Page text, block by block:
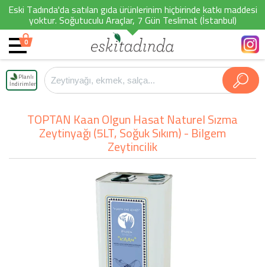
Eski Tadında'da satılan gıda ürünlerinim hiçbirinde katkı maddesi
yoktur. Soğutuculu Araçlar, 7 Gün Teslimat (İstanbul)
0
Planlı
İndirimler
TOPTAN Kaan Olgun Hasat Naturel Sızma
Zeytinyağı (5LT, Soğuk Sıkım) - Bilgem
Zeytincilik